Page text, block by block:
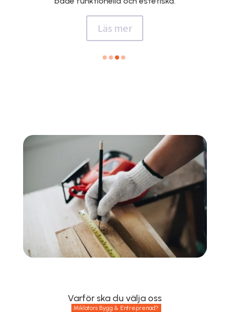
Läs mer
Varför ska du välja oss
Miklators Bygg & Entreprenad?